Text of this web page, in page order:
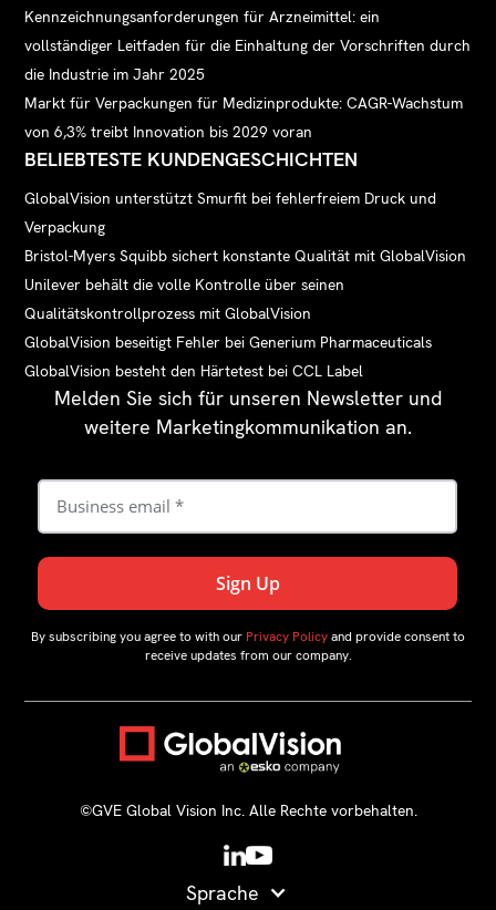
Kennzeichnungsanforderungen für Arzneimittel: ein
vollständiger Leitfaden für die Einhaltung der Vorschriften durch
die Industrie im Jahr 2025
Markt für Verpackungen für Medizinprodukte: CAGR-Wachstum
von 6,3% treibt Innovation bis 2029 voran
BELIEBTESTE KUNDENGESCHICHTEN
GlobalVision unterstützt Smurfit bei fehlerfreiem Druck und
Verpackung
Bristol-Myers Squibb sichert konstante Qualität mit GlobalVision
Unilever behält die volle Kontrolle über seinen
Qualitätskontrollprozess mit GlobalVision
GlobalVision beseitigt Fehler bei Generium Pharmaceuticals
GlobalVision besteht den Härtetest bei CCL Label
Melden Sie sich für unseren Newsletter und
weitere Marketingkommunikation an.
By subscribing you agree to with our Privacy Policyand provide consent to
receive updates from our company.
©GVE Global Vision Inc. Alle Rechte vorbehalten.
Sprache